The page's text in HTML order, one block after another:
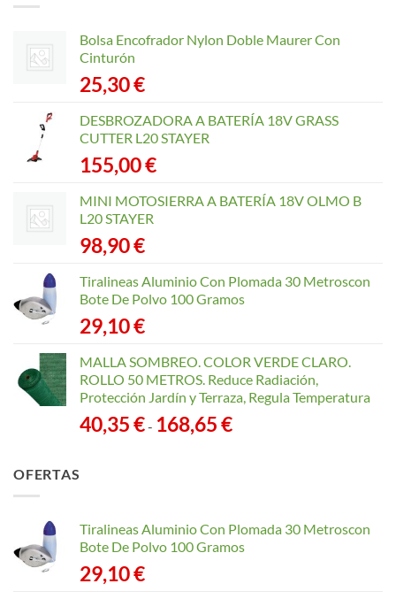
Bolsa Encofrador Nylon Doble Maurer Con
Cinturón
25,30€
DESBROZADORA A BATERÍA 18V GRASS
CUTTER L20 STAYER
155,00€
MINI MOTOSIERRA A BATERÍA 18V OLMO B
L20 STAYER
98,90€
Tiralineas Aluminio Con Plomada 30 Metroscon
Bote De Polvo 100 Gramos
29,10€
MALLA SOMBREO. COLOR VERDE CLARO.
ROLLO 50 METROS. Reduce Radiación,
Protección Jardín y Terraza, Regula Temperatura
40,35€- 168,65€Rango
168,65 €
OFERTAS
Tiralineas Aluminio Con Plomada 30 Metroscon
Bote De Polvo 100 Gramos
29,10€